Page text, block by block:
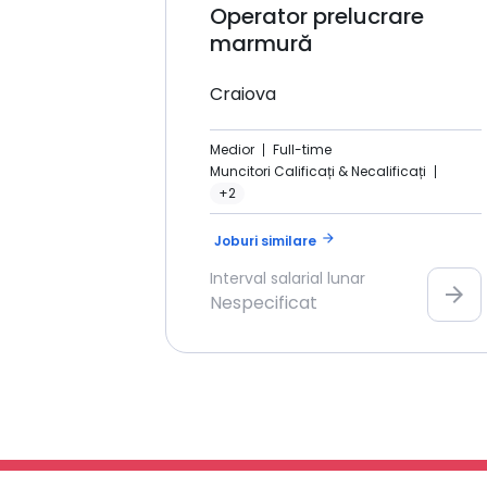
Operator prelucrare
marmură
Craiova
Medior
Full-time
Muncitori Calificați & Necalificați
+2
Joburi similare arrow_forward
Interval salarial lunar
Nespecificat arrow_forward